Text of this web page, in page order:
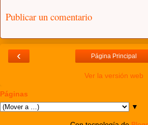
Publicar un comentario
‹ Página Principal
Ver la versión web
Páginas
▼